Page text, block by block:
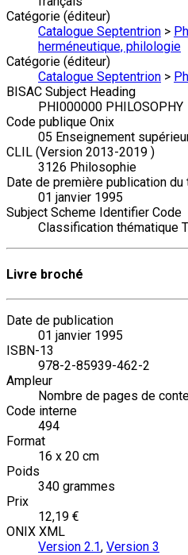
Catégorie (éditeur)
Catalogue Septentrion >
herméneutique, philologie
Catégorie (éditeur)
Catalogue Septentrion >
BISAC Subject Heading
PHI000000 PHILOSOPHY
Code publique Onix
05 Enseignement
CLIL (Version 2013-2019 )
3126 Philosophie
Date de première publication du
01 janvier 1995
Subject Scheme Identifier Code
Classification thématique
Livre broché
Date de publication
01 janvier 1995
ISBN-13
978-2-85939-462-2
Ampleur
Nombre de pages de
Code interne
494
Format
16 x 20 cm
Poids
340 grammes
Prix
12,19 €
ONIX XML
Version 2.1, Version 3